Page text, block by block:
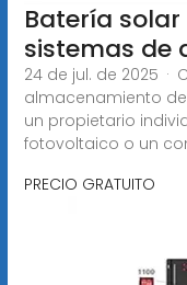
Batería
sistemas de
24 de jul. de 2025 ·
almacenamiento
un propietario
fotovoltaico o un
PRECIO GRATUITO